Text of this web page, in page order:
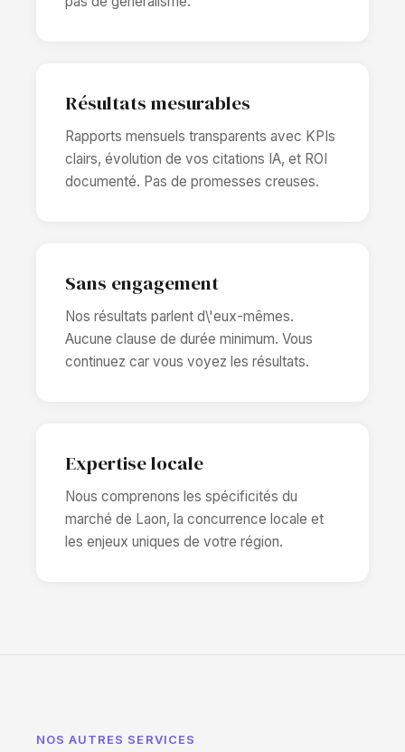
Résultats mesurables
Rapports mensuels transparents avec KPIs
clairs, évolution de vos citations IA, et ROI
documenté. Pas de promesses creuses.
Sans engagement
Nos résultats parlent d\'eux-mêmes.
Aucune clause de durée minimum. Vous
continuez car vous voyez les résultats.
Expertise locale
Nous comprenons les spécificités du
marché de Laon, la concurrence locale et
les enjeux uniques de votre région.
NOS AUTRES SERVICES